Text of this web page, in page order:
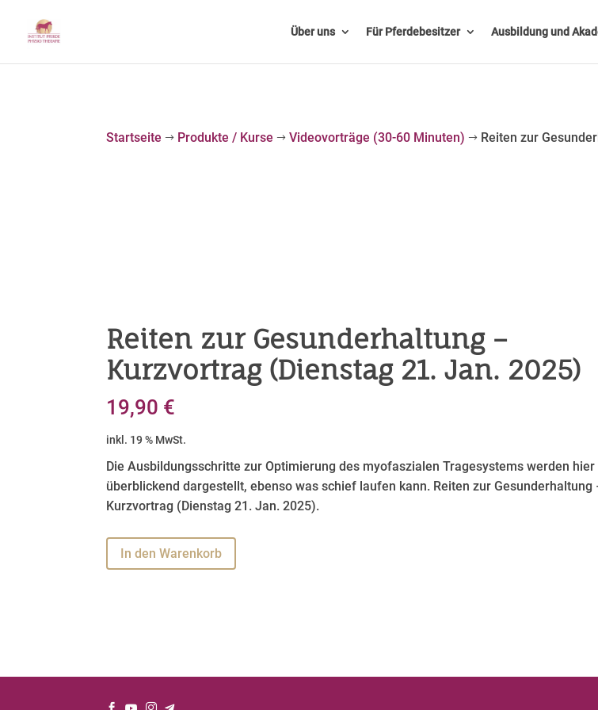
Über uns Für Pferdebesitzer Ausbildung und
Startseite $ Produkte / Kurse $ Videovorträge (30-60 Minuten) $ Reiten zur
Reiten zur Gesunderhaltung –
Kurzvortrag (Dienstag 21. Jan. 2025)
19,90 €
inkl. 19 % MwSt.
Die Ausbildungsschritte zur Optimierung des myofaszialen Tragesystems werden hier
überblickend dargestellt, ebenso was schief laufen kann. Reiten zur Gesunderhaltung
Kurzvortrag (Dienstag 21. Jan. 2025).
In den Warenkorb
t